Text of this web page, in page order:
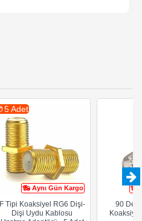
Aynı Gün Kargo
5 Adet
F Tipi Koaksiyel RG6 Dişi-
Dişi Uydu Kablosu
90